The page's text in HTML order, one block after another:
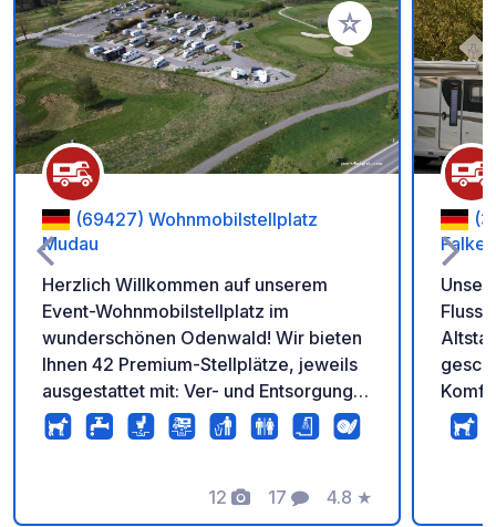
Zu Ihren Favoriten
(69427) Wohnmobilstellplatz
Mudau
Herzlich Willkommen auf unserem
Event-Wohnmobilstellplatz im
wunderschönen Odenwald! Wir bieten
Ihnen 42 Premium-Stellplätze, jeweils
ausgestattet mit: Ver- und Entsorgung
direkt am Platz (Frischwasser, Strom,
WLAN und Grauwasserentsorgung).
Entsorgungsstation zur Verfügung.
12
Fotos
17
Kommentare
4.8
Bewertung
★
Fluss,
wie